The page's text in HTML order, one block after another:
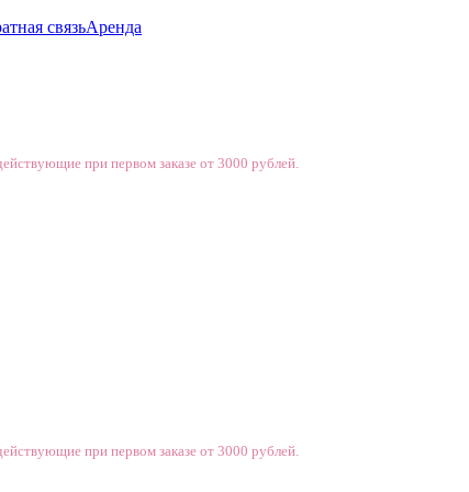
связьАренда
при первом заказе от 3000 рублей.
при первом заказе от 3000 рублей.